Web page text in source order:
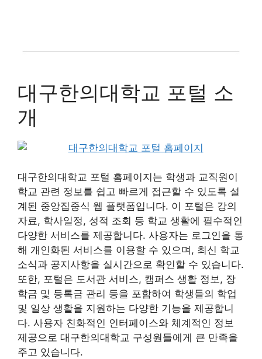
대구한의대학교 포털 소
개
대구한의대학교 포털 홈페이지는 학생과 교직원이
학교 관련 정보를 쉽고 빠르게 접근할 수 있도록 설
계된 중앙집중식 웹 플랫폼입니다. 이 포털은 강의
자료, 학사일정, 성적 조회 등 학교 생활에 필수적인
다양한 서비스를 제공합니다. 사용자는 로그인을 통
해 개인화된 서비스를 이용할 수 있으며, 최신 학교
소식과 공지사항을 실시간으로 확인할 수 있습니다.
또한, 포털은 도서관 서비스, 캠퍼스 생활 정보, 장
학금 및 등록금 관리 등을 포함하여 학생들의 학업
및 일상 생활을 지원하는 다양한 기능을 제공합니
다. 사용자 친화적인 인터페이스와 체계적인 정보
제공으로 대구한의대학교 구성원들에게 큰 만족을
주고 있습니다.